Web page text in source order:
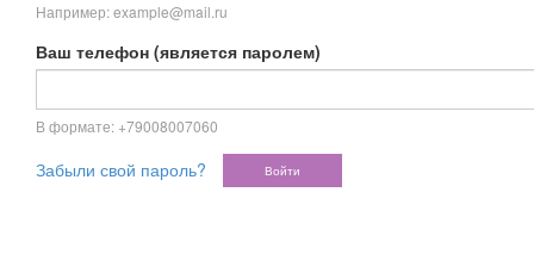
Например: example@mail.ru
Ваш телефон (является паролем)
В формате: +79008007060
Забыли свой пароль?